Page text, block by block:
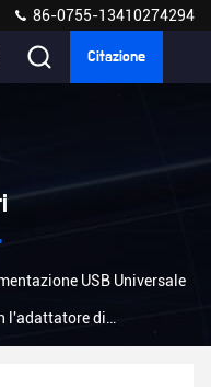
86-0755-13410274294
Citazione
USB Universale
l'adattatore di